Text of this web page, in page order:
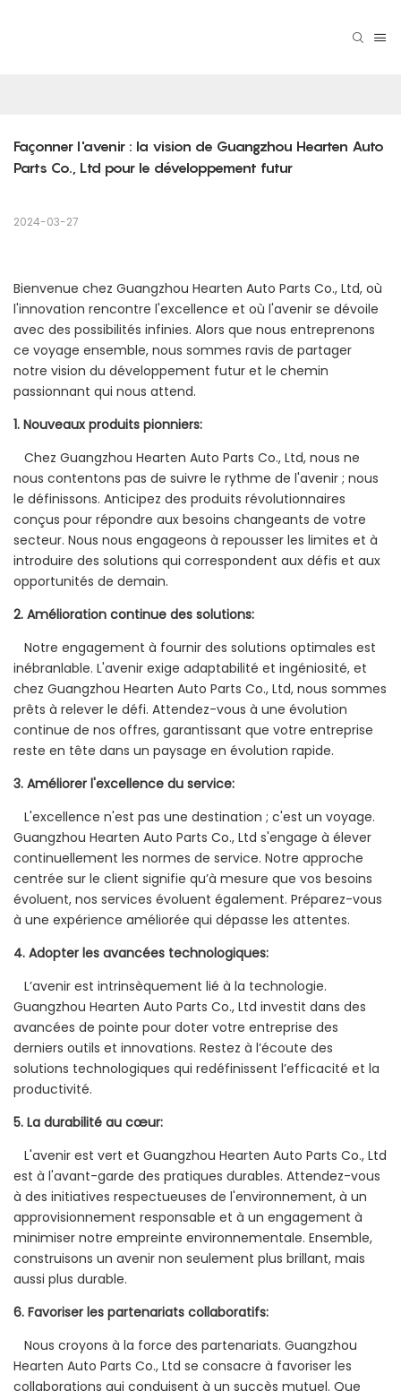
Façonner l'avenir : la vision de Guangzhou Hearten Auto
Parts Co., Ltd pour le développement futur
2024-03-27
Bienvenue chez Guangzhou Hearten Auto Parts Co., Ltd, où
l'innovation rencontre l'excellence et où l'avenir se dévoile
avec des possibilités infinies. Alors que nous entreprenons
ce voyage ensemble, nous sommes ravis de partager
notre vision du développement futur et le chemin
passionnant qui nous attend.
1. Nouveaux produits pionniers:
Chez Guangzhou Hearten Auto Parts Co., Ltd, nous ne
nous contentons pas de suivre le rythme de l'avenir ; nous
le définissons. Anticipez des produits révolutionnaires
conçus pour répondre aux besoins changeants de votre
secteur. Nous nous engageons à repousser les limites et à
introduire des solutions qui correspondent aux défis et aux
opportunités de demain.
2. Amélioration continue des solutions:
Notre engagement à fournir des solutions optimales est
inébranlable. L'avenir exige adaptabilité et ingéniosité, et
chez Guangzhou Hearten Auto Parts Co., Ltd, nous sommes
prêts à relever le défi. Attendez-vous à une évolution
continue de nos offres, garantissant que votre entreprise
reste en tête dans un paysage en évolution rapide.
3. Améliorer l'excellence du service:
L'excellence n'est pas une destination ; c'est un voyage.
Guangzhou Hearten Auto Parts Co., Ltd s'engage à élever
continuellement les normes de service. Notre approche
centrée sur le client signifie qu’à mesure que vos besoins
évoluent, nos services évoluent également. Préparez-vous
à une expérience améliorée qui dépasse les attentes.
4. Adopter les avancées technologiques:
L’avenir est intrinsèquement lié à la technologie.
Guangzhou Hearten Auto Parts Co., Ltd investit dans des
avancées de pointe pour doter votre entreprise des
derniers outils et innovations. Restez à l’écoute des
solutions technologiques qui redéfinissent l’efficacité et la
productivité.
5. La durabilité au cœur:
L'avenir est vert et Guangzhou Hearten Auto Parts Co., Ltd
est à l'avant-garde des pratiques durables. Attendez-vous
à des initiatives respectueuses de l'environnement, à un
approvisionnement responsable et à un engagement à
minimiser notre empreinte environnementale. Ensemble,
construisons un avenir non seulement plus brillant, mais
aussi plus durable.
6. Favoriser les partenariats collaboratifs:
Nous croyons à la force des partenariats. Guangzhou
Hearten Auto Parts Co., Ltd se consacre à favoriser les
collaborations qui conduisent à un succès mutuel. Que